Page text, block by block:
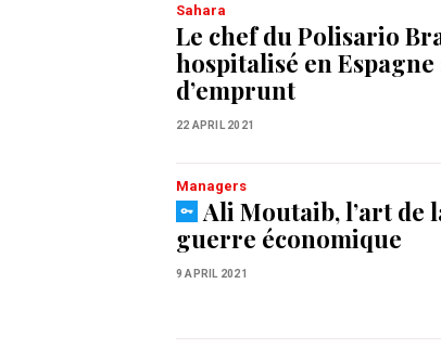
Sahara
Le chef du Polisario
hospitalisé en
d’emprunt
22 APRIL 2021
Managers
Ali Moutaib, l’art de
guerre économique
9 APRIL 2021